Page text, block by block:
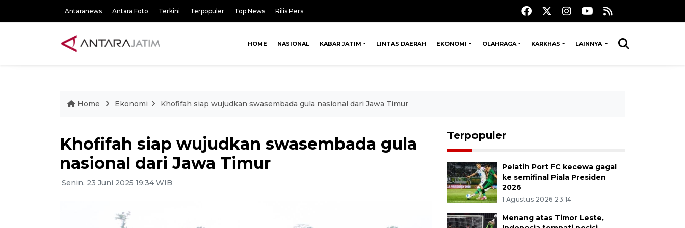
Antaranews Antara Foto Terkini Terpopuler Top News Rilis Pers
HOME NASIONAL KABAR JATIM LINTAS DAERAH EKONOMI OLAHRAGA KARKHAS LAINNYA
Home Ekonomi Khofifah siap wujudkan swasembada gula nasional dari Jawa Timur
Khofifah siap wujudkan swasembada gula
nasional dari Jawa Timur
Senin, 23 Juni 2025 19:34 WIB
Terpopuler
Pelatih Port FC kecewa gagal
ke semifinal Piala Presiden
2026
1 Agustus 2026 23:14
Menang atas Timor Leste,